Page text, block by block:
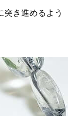
突き進めるよう